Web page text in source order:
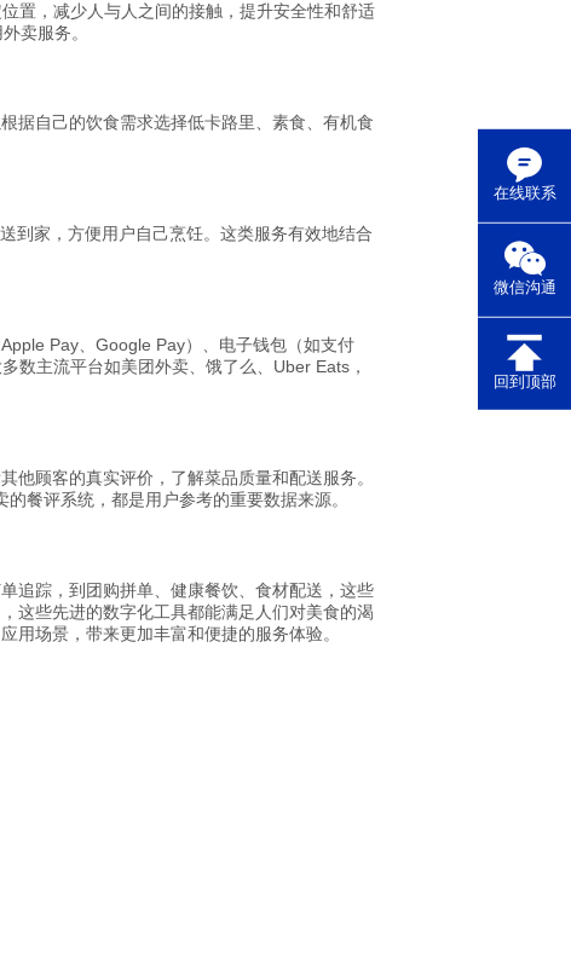
在线联系
微信沟通
回到顶部
置，减少人与人之间的接触，提升安全性和舒适
卖服务。
据自己的饮食需求选择低卡路里、素食、有机食
到家，方便用户自己烹饪。这类服务有效地结合
Pay、Google Pay）、电子钱包（如支付
数主流平台如美团外卖、饿了么、Uber Eats，
他顾客的真实评价，了解菜品质量和配送服务。
餐评系统，都是用户参考的重要数据来源。
追踪，到团购拼单、健康餐饮、食材配送，这些
这些先进的数字化工具都能满足人们对美食的渴
用场景，带来更加丰富和便捷的服务体验。